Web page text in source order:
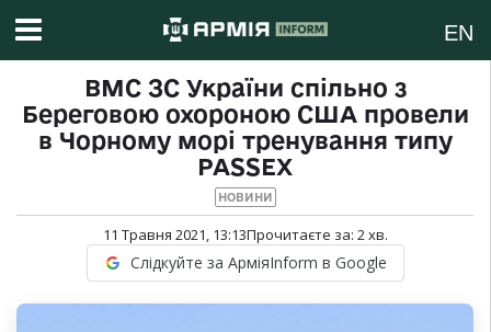
EN
ВМС ЗС України спільно з
Береговою охороною США провели
в Чорному морі тренування типу
PASSEX
НОВИНИ
11 Травня 2021, 13:13Прочитаєте за: 2хв.
Слідкуйте за АрміяInform в Google